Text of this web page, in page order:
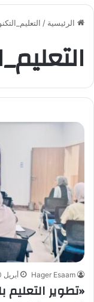
الرئيسية /
Hager Esaam أبريل 30, 2026
«تطوير التعليم